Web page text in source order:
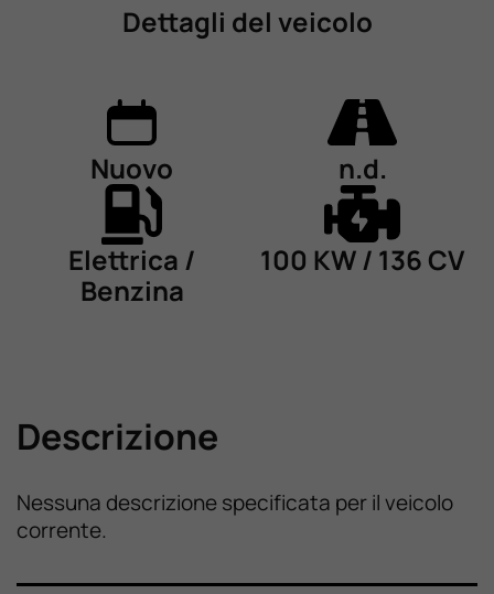
Dettagli del veicolo
Nuovo n.d.
Elettrica /
Benzina
100 KW / 136 CV
Descrizione
Nessuna descrizione specificata per il veicolo
corrente.